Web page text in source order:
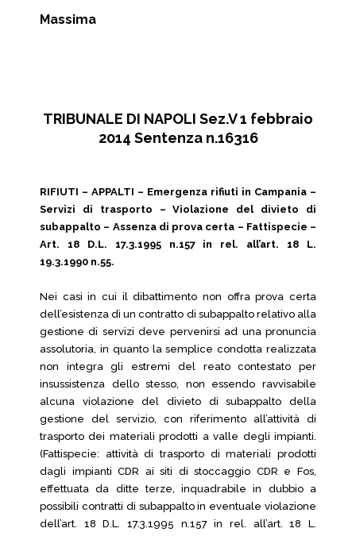
Massima
TRIBUNALE DI NAPOLI Sez.V 1 febbraio
2014 Sentenza n.16316
RIFIUTI – APPALTI – Emergenza rifiuti in Campania –
Servizi di trasporto – Violazione del divieto di
subappalto – Assenza di prova certa – Fattispecie –
Art. 18 D.L. 17.3.1995 n.157 in rel. all’art. 18 L.
19.3.1990 n.55.
Nei casi in cui il dibattimento non offra prova certa
dell’esistenza di un contratto di subappalto relativo alla
gestione di servizi deve pervenirsi ad una pronuncia
assolutoria, in quanto la semplice condotta realizzata
non integra gli estremi del reato contestato per
insussistenza dello stesso, non essendo ravvisabile
alcuna violazione del divieto di subappalto della
gestione del servizio, con riferimento all’attività di
trasporto dei materiali prodotti a valle degli impianti.
(Fattispecie: attività di trasporto di materiali prodotti
dagli impianti CDR ai siti di stoccaggio CDR e Fos,
effettuata da ditte terze, inquadrabile in dubbio a
possibili contratti di subappalto in eventuale violazione
dell’art. 18 D.L. 17.3.1995 n.157 in rel. all’art. 18 L.